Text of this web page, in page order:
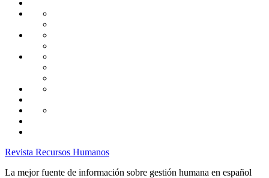
Administración
Capacitación
Desarrollo
Gestión
Laborales
Selección
Revista Recursos Humanos
La mejor fuente de información sobre gestión humana en español